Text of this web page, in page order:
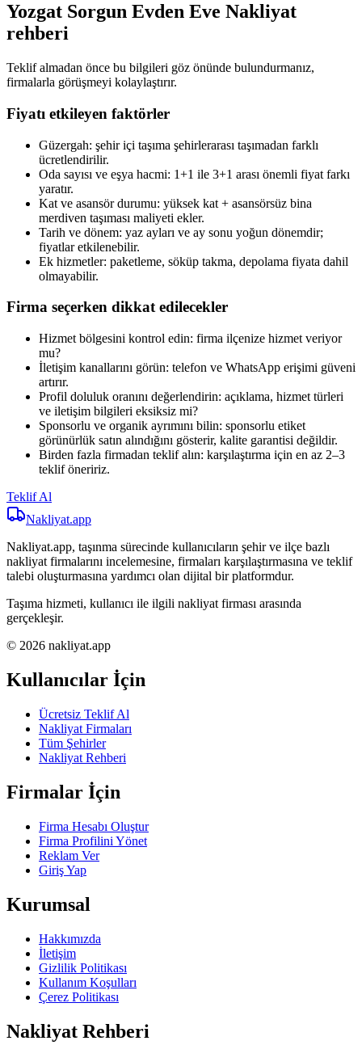
Yozgat Sorgun Evden Eve Nakliyat
rehberi
Teklif almadan önce bu bilgileri göz önünde bulundurmanız,
firmalarla görüşmeyi kolaylaştırır.
Fiyatı etkileyen faktörler
Güzergah: şehir içi taşıma şehirlerarası taşımadan farklı
ücretlendirilir.
Oda sayısı ve eşya hacmi: 1+1 ile 3+1 arası önemli fiyat farkı
yaratır.
Kat ve asansör durumu: yüksek kat + asansörsüz bina
merdiven taşıması maliyeti ekler.
Tarih ve dönem: yaz ayları ve ay sonu yoğun dönemdir;
fiyatlar etkilenebilir.
Ek hizmetler: paketleme, söküp takma, depolama fiyata dahil
olmayabilir.
Firma seçerken dikkat edilecekler
Hizmet bölgesini kontrol edin: firma ilçenize hizmet veriyor
mu?
İletişim kanallarını görün: telefon ve WhatsApp erişimi güveni
artırır.
Profil doluluk oranını değerlendirin: açıklama, hizmet türleri
ve iletişim bilgileri eksiksiz mi?
Sponsorlu ve organik ayrımını bilin: sponsorlu etiket
görünürlük satın alındığını gösterir, kalite garantisi değildir.
Birden fazla firmadan teklif alın: karşılaştırma için en az 2–3
teklif öneririz.
Teklif Al
Nakliyat.app
Nakliyat.app, taşınma sürecinde kullanıcıların şehir ve ilçe bazlı
nakliyat firmalarını incelemesine, firmaları karşılaştırmasına ve teklif
talebi oluşturmasına yardımcı olan dijital bir platformdur.
Taşıma hizmeti, kullanıcı ile ilgili nakliyat firması arasında
gerçekleşir.
© 2026 nakliyat.app
Kullanıcılar İçin
Ücretsiz Teklif Al
Nakliyat Firmaları
Tüm Şehirler
Nakliyat Rehberi
Firmalar İçin
Firma Hesabı Oluştur
Firma Profilini Yönet
Reklam Ver
Giriş Yap
Kurumsal
Hakkımızda
İletişim
Gizlilik Politikası
Kullanım Koşulları
Çerez Politikası
Nakliyat Rehberi